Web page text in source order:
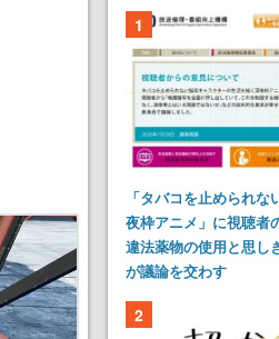
1
「タバコを止められ
夜枠アニメ」に視聴者
違法薬物の使用と思し
が議論を交わす
2